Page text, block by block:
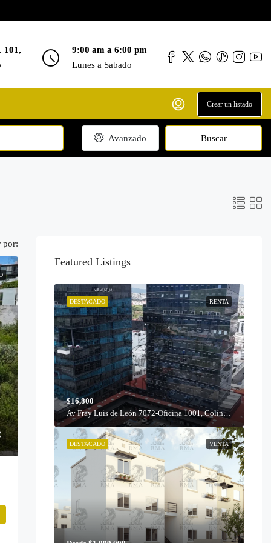
101,
9:00 am a 6:00 pm
Lunes a Sabado
Crear un listado
Avanzado Buscar
por:
Featured Listings
RENTA
DESTACADO
$16,800
Av Fray Luis de León 7072-Oficina 1001, Colinas del Cimatario, 76090 Santiago de Querétaro, Qro.
VENTA
DESTACADO